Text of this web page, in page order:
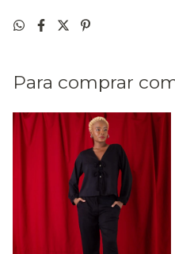
Para comprar